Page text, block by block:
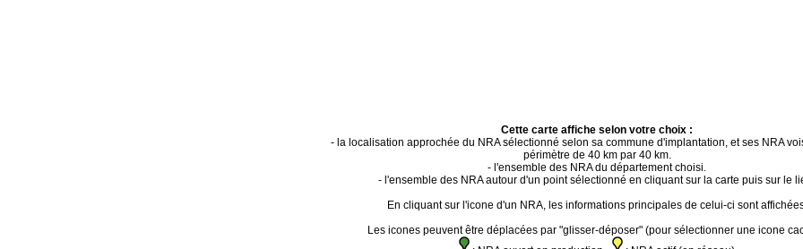
Cette carte affiche selon votre choix :
- la localisation approchée du NRA sélectionné selon sa commune d'implantation, et ses NRA
périmètre de 40 km par 40 km.
- l'ensemble des NRA du département choisi.
- l'ensemble des NRA autour d'un point sélectionné en cliquant sur la carte puis sur le
En cliquant sur l'icone d'un NRA, les informations principales de celui-ci sont
Les icones peuvent être déplacées par "glisser-déposer" (pour sélectionner une icone